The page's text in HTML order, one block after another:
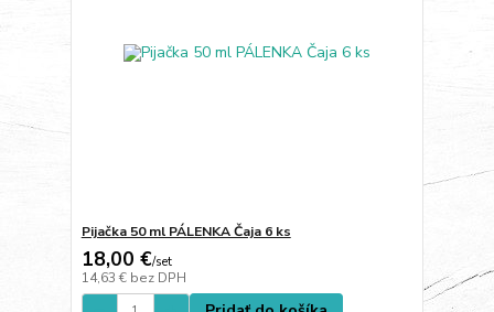
Pijačka 50 ml PÁLENKA Čaja 6 ks
18,00 €/set
14,63 € bez DPH